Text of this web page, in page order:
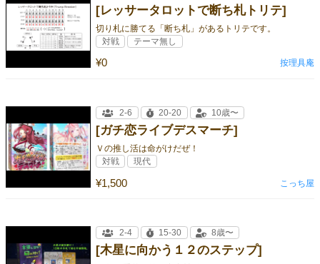
[レッサータロットで断ち札トリテ]
切り札に勝てる「断ち札」があるトリテです。
¥0
対戦 テーマ無し
按理具庵
[ガチ恋ライブデスマーチ]
Ｖの推し活は命がけだぜ！
¥1,500
2-6 20-20 10歳〜
対戦 現代
こっち屋
[木星に向かう１２のステップ]
2-4 15-30 8歳〜